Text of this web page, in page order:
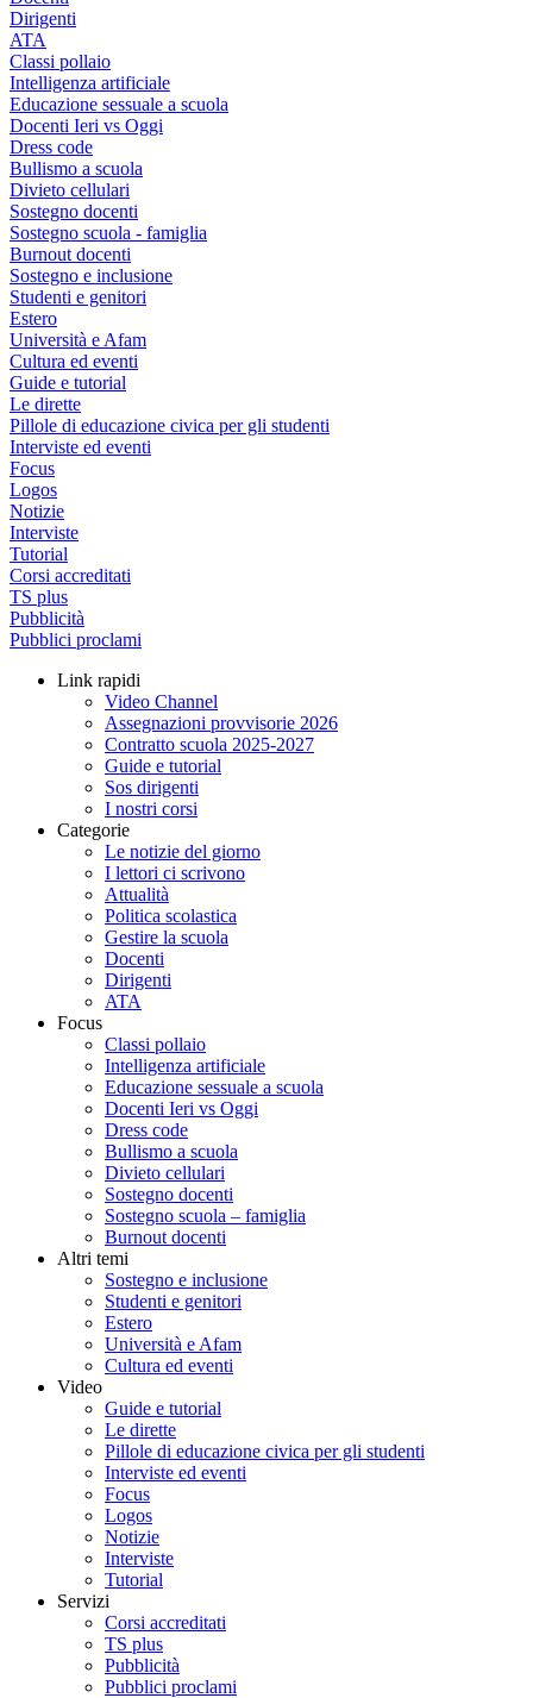
Dirigenti
ATA
Classi pollaio
Intelligenza artificiale
Educazione sessuale a scuola
Docenti Ieri vs Oggi
Dress code
Bullismo a scuola
Divieto cellulari
Sostegno docenti
Sostegno scuola - famiglia
Burnout docenti
Sostegno e inclusione
Studenti e genitori
Estero
Università e Afam
Cultura ed eventi
Guide e tutorial
Le dirette
Pillole di educazione civica per gli studenti
Interviste ed eventi
Focus
Logos
Notizie
Interviste
Tutorial
Corsi accreditati
TS plus
Pubblicità
Pubblici proclami
Link rapidi
Video Channel
Assegnazioni provvisorie 2026
Contratto scuola 2025-2027
Guide e tutorial
Sos dirigenti
I nostri corsi
Categorie
Le notizie del giorno
I lettori ci scrivono
Attualità
Politica scolastica
Gestire la scuola
Docenti
Dirigenti
ATA
Focus
Classi pollaio
Intelligenza artificiale
Educazione sessuale a scuola
Docenti Ieri vs Oggi
Dress code
Bullismo a scuola
Divieto cellulari
Sostegno docenti
Sostegno scuola – famiglia
Burnout docenti
Altri temi
Sostegno e inclusione
Studenti e genitori
Estero
Università e Afam
Cultura ed eventi
Video
Guide e tutorial
Le dirette
Pillole di educazione civica per gli studenti
Interviste ed eventi
Focus
Logos
Notizie
Interviste
Tutorial
Servizi
Corsi accreditati
TS plus
Pubblicità
Pubblici proclami